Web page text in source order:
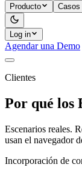
Producto Casos
Log in
Agendar una Demo
Clientes
Por qué los
Escenarios reales.
usan el navegador
Incorporación de